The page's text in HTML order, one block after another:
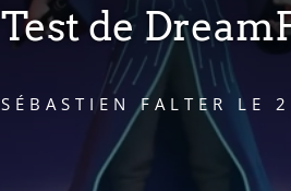
Test de
SÉBASTIEN FALTER LE